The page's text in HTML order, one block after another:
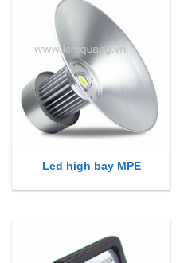
Led high bay MPE